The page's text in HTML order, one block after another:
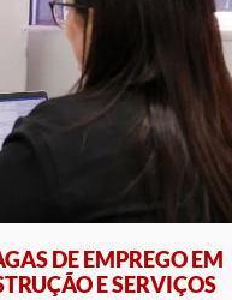
DE EMPREGO EM
E SERVIÇOS